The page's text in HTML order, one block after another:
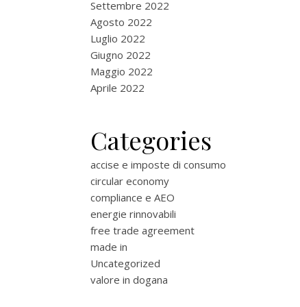
Settembre 2022
Agosto 2022
Luglio 2022
Giugno 2022
Maggio 2022
Aprile 2022
Categories
accise e imposte di consumo
circular economy
compliance e AEO
energie rinnovabili
free trade agreement
made in
Uncategorized
valore in dogana